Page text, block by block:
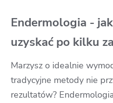
Endermologia -
uzyskać po kilku
Marzysz o idealnie
tradycyjne metody nie
rezultatów?